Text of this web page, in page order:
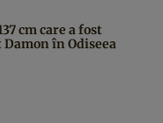
cm care a fost
în Odiseea